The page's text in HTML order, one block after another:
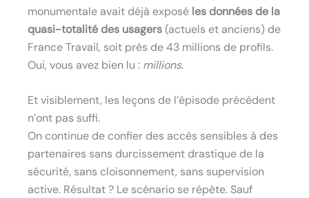
monumentale avait déjà exposé les données de la
quasi-totalité des usagers(actuels et anciens) de
France Travail, soit près de 43 millions de profils.
Oui, vous avez bien lu : millions.
Et visiblement, les leçons de l’épisode précédent
n’ont pas suffi.
On continue de confier des accès sensibles à des
partenaires sans durcissement drastique de la
sécurité, sans cloisonnement, sans supervision
active. Résultat ? Le scénario se répète. Sauf